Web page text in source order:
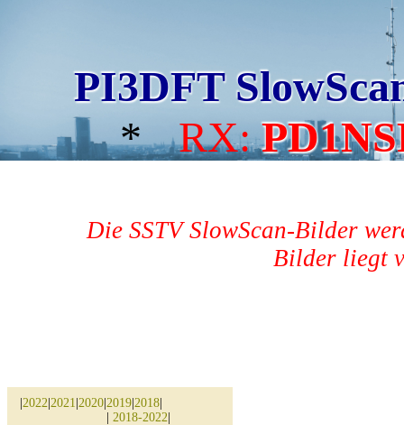
PI3DFT
*RX:
Die SSTV SlowScan-Bilder
Bilder liegt
2022 2021 2020 2019 2018
2018-2022